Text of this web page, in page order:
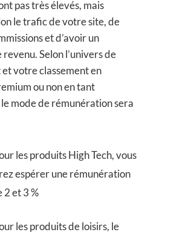
pas très élevés, mais
le trafic de votre site, de
et d’avoir un
Selon l’univers de
votre classement en
ou non en tant
mode de rémunération sera
les produits High Tech, vous
espérer une rémunération
2 et 3 %
les produits de loisirs, le